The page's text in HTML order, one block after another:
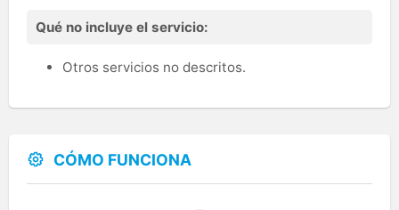
Qué no incluye el servicio:
Otros servicios no descritos.
CÓMO FUNCIONA